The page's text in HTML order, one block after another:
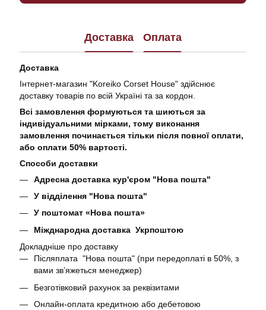
Доставка Оплата
Доставка
Інтернет-магазин "Koreiko Corset House" здійснює
доставку товарів по всій Україні та за кордон.
Всі замовлення формуються та шиються за
індивідуальними мірками, тому виконання
замовлення починається тільки після повної оплати,
або оплати 50% вартості.
Способи доставки
Адресна доставка кур'єром "Нова пошта"
У відділення "Нова пошта"
У поштомат «Нова пошта»
Міжднародна доставка Укрпоштою
Докладніше про доставку
Післяплата "Нова пошта" (при передоплаті в 50%, з
вами звʼяжеться менеджер)
Безготівковий рахунок за реквізитами
Онлайн-оплата кредитною або дебетовою